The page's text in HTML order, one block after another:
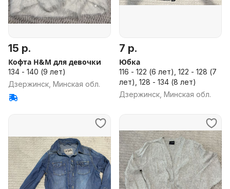
15 р.
Кофта H&M для девочки
134 - 140 (9 лет)
Дзержинск, Минская обл.
7 р.
Юбка
116 - 122 (6 лет), 122 - 128 (7
лет), 128 - 134 (8 лет)
Дзержинск, Минская обл.